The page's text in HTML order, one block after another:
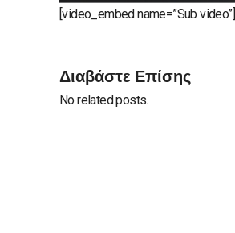
[video_embed name=”Sub video”]
Διαβάστε Επίσης
No related posts.